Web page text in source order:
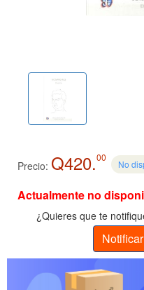
Precio: Q420.00
No
Actualmente no
¿Quieres que te